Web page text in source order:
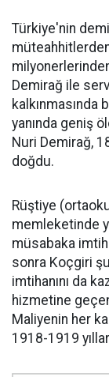
Türkiye'nin
Demirağ ile
kalkınmasında
yanında geniş
Nuri Demirağ,
doğdu.
Rüştiye
memleketinde
müsabaka
sonra Koçgiri
imtihanını da
hizmetine
Maliyenin her
1918-1919